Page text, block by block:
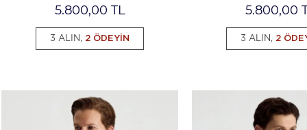
5.800,00 TL
3 ALIN, 2 ÖDEYİN
5.800,00
3 ALIN, 2